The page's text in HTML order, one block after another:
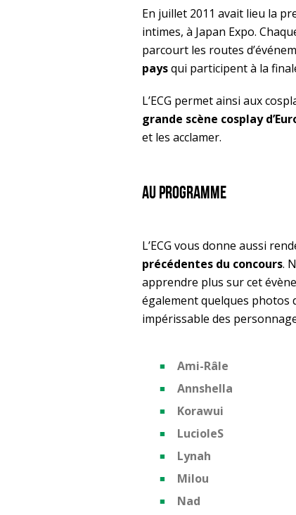
En juillet 2011 avait lieu la
intimes, à Japan Expo.
parcourt les routes
paysqui participent à la
L’ECG permet ainsi aux
grande scène cosplay
et les acclamer.
Au programme
L’ECG vous donne aussi
précédentes du concours.
apprendre plus sur cet
également quelques photos
impérissable des
Ami-Râle
Annshella
Korawui
LucioleS
Lynah
Milou
Nad